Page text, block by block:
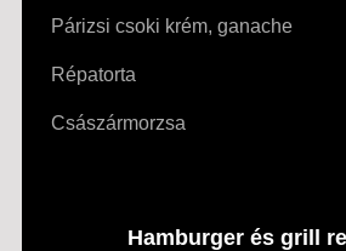
Párizsi csoki krém, ganache
Répatorta
Császármorzsa
Hamburger és grill